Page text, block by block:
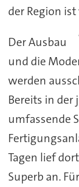
der Region
Der Ausbau
und die
werden
Bereits in
umfassende
Tagen lief
Superb an.